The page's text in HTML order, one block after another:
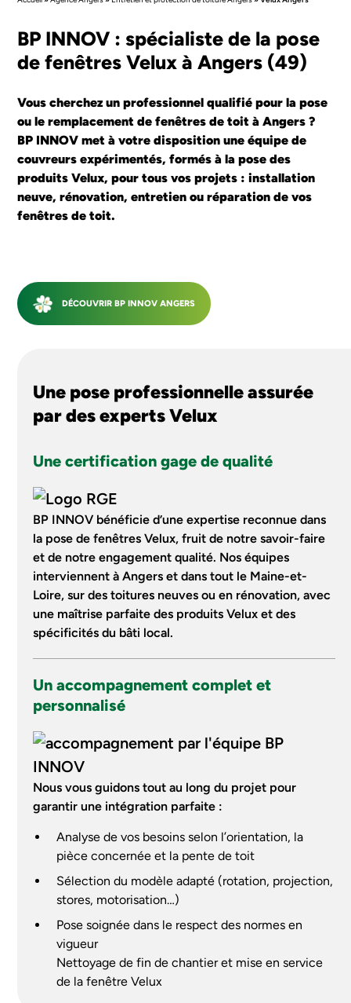
J'ESTIME MON PROJET
BP INNOV : spécialiste de la pose
de fenêtres Velux à Angers (49)
Vous cherchez un professionnel qualifié pour la pose
ou le remplacement de fenêtres de toit à Angers ?
BP INNOV met à votre disposition une équipe de
couvreurs expérimentés, formés à la pose des
produits Velux, pour tous vos projets : installation
neuve, rénovation, entretien ou réparation de vos
fenêtres de toit.
DÉCOUVRIR BP INNOV ANGERS
Une pose professionnelle assurée
par des experts Velux
Une certification gage de qualité
BP INNOV bénéficie d’une expertise reconnue dans
la pose de fenêtres Velux, fruit de notre savoir-faire
et de notre engagement qualité. Nos équipes
interviennent à Angers et dans tout le Maine-et-
Loire, sur des toitures neuves ou en rénovation, avec
une maîtrise parfaite des produits Velux et des
spécificités du bâti local.
Un accompagnement complet et
personnalisé
Nous vous guidons tout au long du projet pour
garantir une intégration parfaite :
Analyse de vos besoins selon l’orientation, la
pièce concernée et la pente de toit
Sélection du modèle adapté (rotation, projection,
stores, motorisation…)
Pose soignée dans le respect des normes en
vigueur
Nettoyage de fin de chantier et mise en service
de la fenêtre Velux